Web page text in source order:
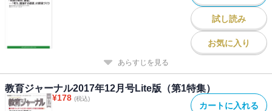
試し読み
お気に入り
あらすじを見る
教育ジャーナル2017年12月号Lite版（第1特集）
¥178 (税込)
カートに入れる